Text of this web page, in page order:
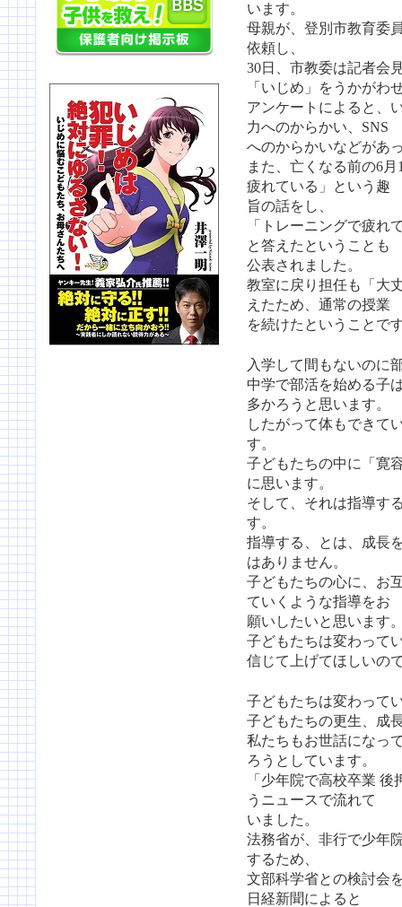
います。
母親が、登別市教育委
依頼し、
30日、市教委は記者会
「いじめ」をうかがわ
アンケートによると、
力へのからかい、SNS
へのからかいなどがあ
また、亡くなる前の6
疲れている」という趣
旨の話をし、
「トレーニングで疲れ
と答えたということも
公表されました。
教室に戻り担任も「大
えたため、通常の授業
を続けたということで
入学して間もないのに
中学で部活を始める子
多かろうと思います。
したがって体もできて
す。
子どもたちの中に「寛
に思います。
そして、それは指導す
す。
指導する、とは、成長
はありません。
子どもたちの心に、お
ていくような指導をお
願いしたいと思います
子どもたちは変わって
信じて上げてほしいの
子どもたちは変わって
子どもたちの更生、成
私たちもお世話になっ
ろうとしています。
「少年院で高校卒業
うニュースで流れて
いました。
法務省が、非行で少年
するため、
文部科学省との検討会
日経新聞によると